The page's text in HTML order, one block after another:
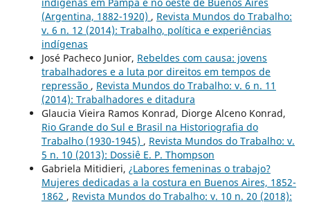
(Argentina, 1882-1920) , Revista Mundos do Trabalho:
v. 6 n. 12 (2014): Trabalho, política e experiências
indígenas
José Pacheco Junior, Rebeldes com causa: jovens
trabalhadores e a luta por direitos em tempos de
repressão , Revista Mundos do Trabalho: v. 6 n. 11
(2014): Trabalhadores e ditadura
Glaucia Vieira Ramos Konrad, Diorge Alceno Konrad,
Rio Grande do Sul e Brasil na Historiografia do
Trabalho (1930-1945) , Revista Mundos do Trabalho: v.
5 n. 10 (2013): Dossiê E. P. Thompson
Gabriela Mitidieri, ¿Labores femeninas o trabajo?
Mujeres dedicadas a la costura en Buenos Aires, 1852-
1862 , Revista Mundos do Trabalho: v. 10 n. 20 (2018):